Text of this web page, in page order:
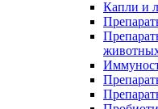
Капли и